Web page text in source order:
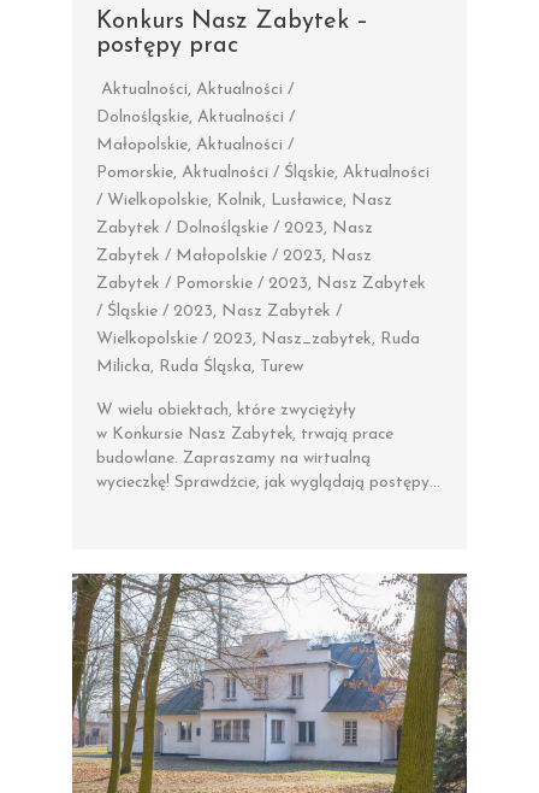
Konkurs Nasz Zabytek –
postępy prac
Aktualności, Aktualności /
Dolnośląskie, Aktualności /
Małopolskie, Aktualności /
Pomorskie, Aktualności / Śląskie, Aktualności
/ Wielkopolskie, Kolnik, Lusławice, Nasz
Zabytek / Dolnośląskie / 2023, Nasz
Zabytek / Małopolskie / 2023, Nasz
Zabytek / Pomorskie / 2023, Nasz Zabytek
/ Śląskie / 2023, Nasz Zabytek /
Wielkopolskie / 2023, Nasz_zabytek, Ruda
Milicka, Ruda Śląska, Turew
W wielu obiektach, które zwyciężyły
w Konkursie Nasz Zabytek, trwają prace
budowlane. Zapraszamy na wirtualną
wycieczkę! Sprawdźcie, jak wyglądają postępy…